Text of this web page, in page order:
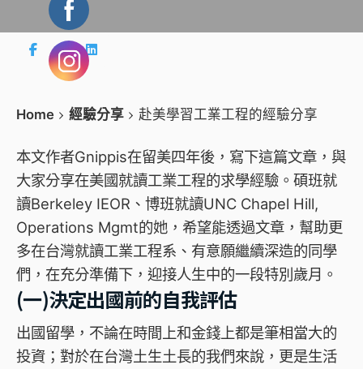
Home 經驗分享 赴美學習工業工程的經驗分享
本文作者Gnippis在留美四年後，寫下這篇文章，與
大家分享在美國就讀工業工程的求學經驗。碩班就
讀Berkeley IEOR、博班就讀UNC Chapel Hill,
Operations Mgmt的她，希望能透過文章，幫助更
多在台灣就讀工業工程系、有意願繼續深造的同學
們，在充分準備下，迎接人生中的一段特別歲月。
(一)決定出國前的自我評估
出國留學，不論在時間上和金錢上都是筆相當大的
投資；對於在台灣土生土長的我們來說，更是生活